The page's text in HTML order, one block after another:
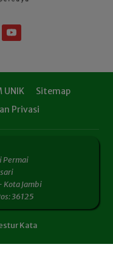
UNIK
Sitemap
Privasi
Permai
Kota Jambi
36125
Kata